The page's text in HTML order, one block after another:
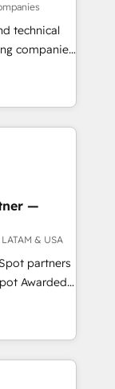
others
and
since 2017
systems
technical
companies
-
you
—
& USA
partners
Awarded
U.S.,
with
largest
across